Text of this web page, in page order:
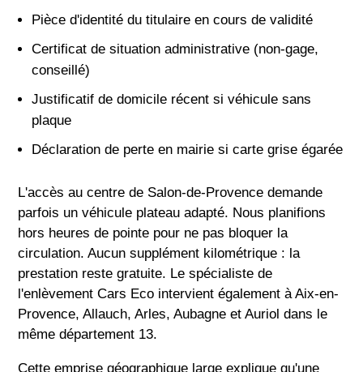
Pièce d'identité du titulaire en cours de validité
Certificat de situation administrative (non-gage,
conseillé)
Justificatif de domicile récent si véhicule sans
plaque
Déclaration de perte en mairie si carte grise égarée
L'accès au centre de Salon-de-Provence demande
parfois un véhicule plateau adapté. Nous planifions
hors heures de pointe pour ne pas bloquer la
circulation. Aucun supplément kilométrique : la
prestation reste gratuite. Le spécialiste de
l'enlèvement Cars Eco intervient également à Aix-en-
Provence, Allauch, Arles, Aubagne et Auriol dans le
même département 13.
Cette emprise géographique large explique qu'une